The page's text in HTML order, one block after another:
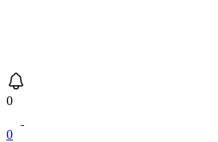
0
0